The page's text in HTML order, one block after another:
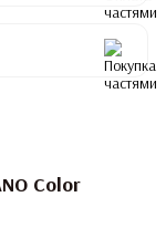
Color